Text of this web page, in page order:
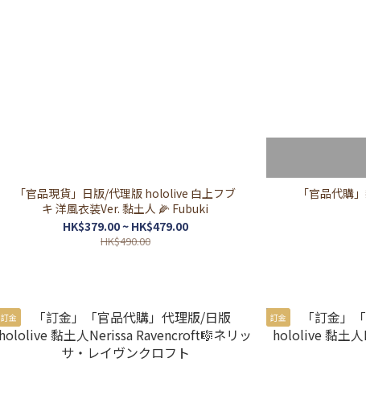
「官品現貨」日版/代理版 hololive 白上フブ
キ 洋風衣装Ver. 黏土人 🌽 Fubuki
HK$379.00 ~ HK$479.00
HK$490.00
訂金 訂金